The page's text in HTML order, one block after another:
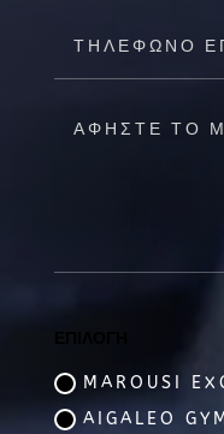
MAROUSI
AIGALEO GYM